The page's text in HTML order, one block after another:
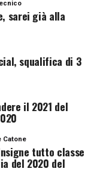
sarei già alla
squalifica di 3
il 2021 del
Catone
tutto classe
del 2020 del